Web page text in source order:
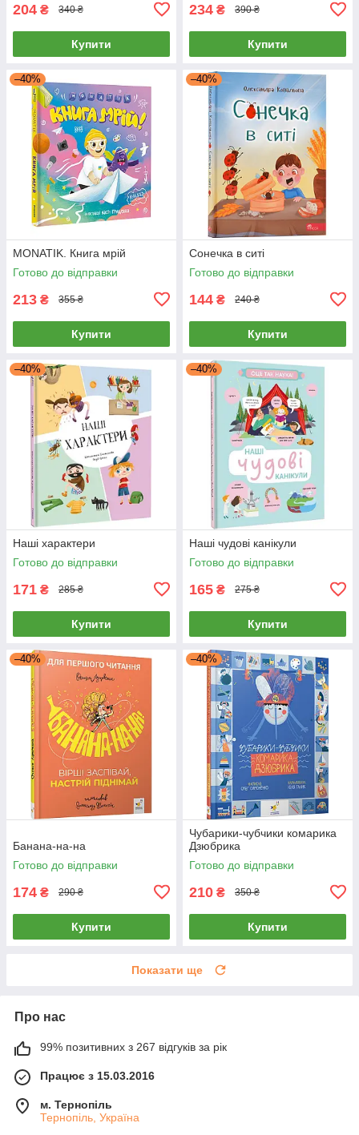
204 ₴ 340 ₴
Купити
234 ₴ 390 ₴
Купити
–40%
MONATIK. Книга мрій
Готово до відправки
213 ₴ 355 ₴
Купити
–40%
Сонечка в ситі
Готово до відправки
144 ₴ 240 ₴
Купити
–40%
Наші характери
Готово до відправки
171 ₴ 285 ₴
Купити
–40%
Наші чудові канікули
Готово до відправки
165 ₴ 275 ₴
Купити
–40%
Банана-на-на
Готово до відправки
174 ₴ 290 ₴
Купити
–40%
Чубарики-чубчики комарика
Дзюбрика
Готово до відправки
210 ₴ 350 ₴
Купити
Показати ще
Про нас
99% позитивних з 267 відгуків за рік
Працює з 15.03.2016
м. Тернопіль
Тернопіль, Україна